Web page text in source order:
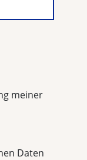
meiner
Daten